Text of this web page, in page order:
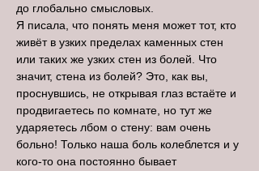
до глобально смысловых.
Я писала, что понять меня может тот, кто
живёт в узких пределах каменных стен
или таких же узких стен из болей. Что
значит, стена из болей? Это, как вы,
проснувшись, не открывая глаз встаёте и
продвигаетесь по комнате, но тут же
ударяетесь лбом о стену: вам очень
больно! Только наша боль колеблется и у
кого-то она постоянно бывает